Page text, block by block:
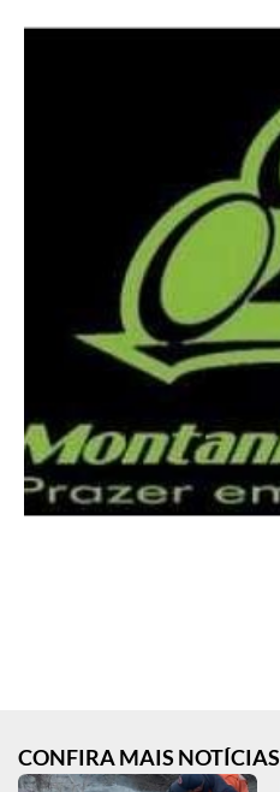
CONFIRA MAIS NOTÍCIAS